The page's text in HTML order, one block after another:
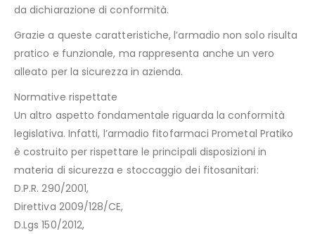
da dichiarazione di conformità.
Grazie a queste caratteristiche, l’armadio non solo risulta
pratico e funzionale, ma rappresenta anche un vero
alleato per la sicurezza in azienda.
Normative rispettate
Un altro aspetto fondamentale riguarda la conformità
legislativa. Infatti, l’armadio fitofarmaci Prometal Pratiko
è costruito per rispettare le principali disposizioni in
materia di sicurezza e stoccaggio dei fitosanitari:
D.P.R. 290/2001,
Direttiva 2009/128/CE,
D.Lgs 150/2012,